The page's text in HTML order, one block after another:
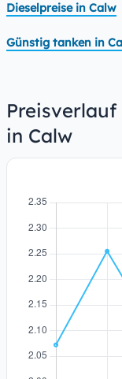
Dieselpreise in Calw
Günstig tanken in
in Calw